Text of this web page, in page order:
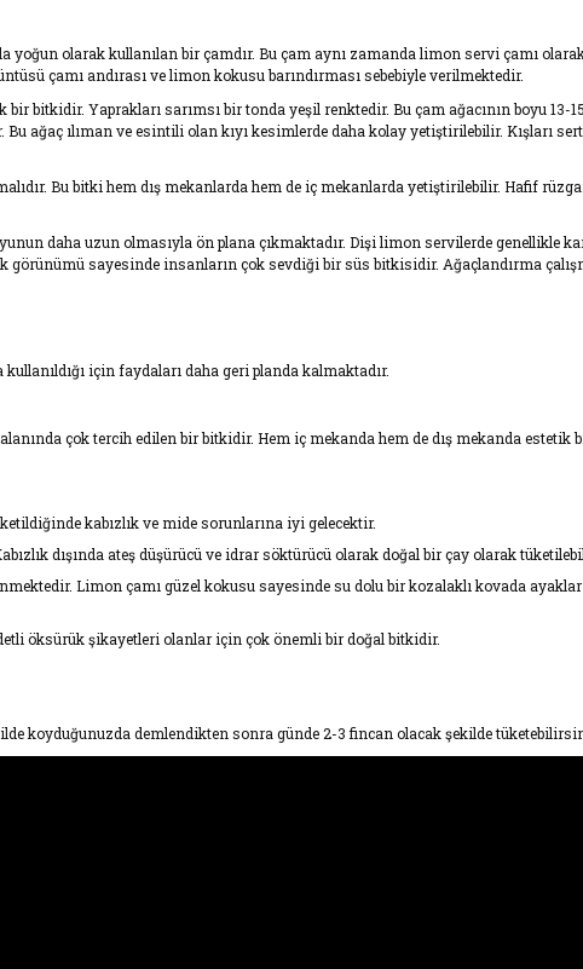
yoğun olarak kullanılan bir çamdır. Bu çam aynı zamanda limon servi çamı
çamı andırası ve limon kokusu barındırması sebebiyle verilmektedir.
bitkidir. Yaprakları sarımsı bir tonda yeşil renktedir. Bu çam ağacının boyu 13-
ağaç ılıman ve esintili olan kıyı kesimlerde daha kolay yetiştirilebilir. Kışları
Bu bitki hem dış mekanlarda hem de iç mekanlarda yetiştirilebilir. Hafif
daha uzun olmasıyla ön plana çıkmaktadır. Dişi limon servilerde genellikle
görünümü sayesinde insanların çok sevdiği bir süs bitkisidir. Ağaçlandırma
için faydaları daha geri planda kalmaktadır.
çok tercih edilen bir bitkidir. Hem iç mekanda hem de dış mekanda estetik
kabızlık ve mide sorunlarına iyi gelecektir.
dışında ateş düşürücü ve idrar söktürücü olarak doğal bir çay olarak
Limon çamı güzel kokusu sayesinde su dolu bir kozalaklı kovada
öksürük şikayetleri olanlar için çok önemli bir doğal bitkidir.
koyduğunuzda demlendikten sonra günde 2-3 fincan olacak şekilde